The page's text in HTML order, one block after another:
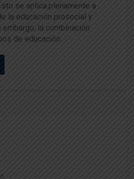
se aplica plenamente a
la educación prosocial y
embargo, la combinación
de educación …